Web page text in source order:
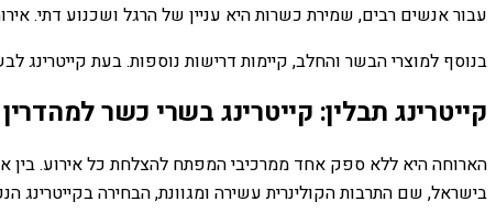
עבור אנשים רבים, שמירת כשרות היא עניין של הרגל ושכנוע דתי.
בנוסף למוצרי הבשר והחלב, קיימות דרישות נוספות. בעת
קייטרינג תבלין: קייטרינג בשרי כשר למהדרין
הארוחה היא ללא ספק אחד ממרכיבי המפתח להצלחת כל אירוע. בין
בישראל, שם התרבות הקולינרית עשירה ומגוונת, הבחירה בקייטרינג